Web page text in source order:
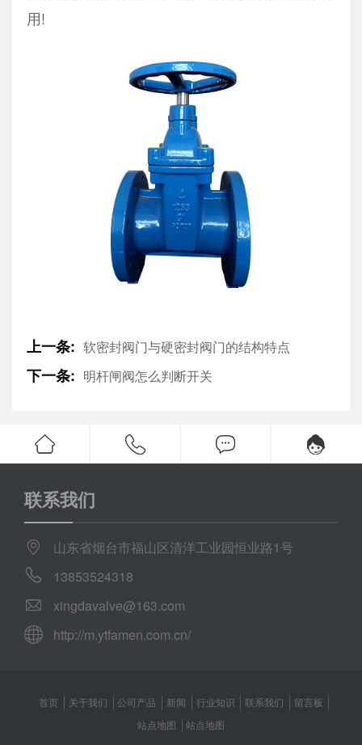
用!
上一条: 软密封阀门与硬密封阀门的结构特点
下一条: 明杆闸阀怎么判断开关
联系我们
山东省烟台市福山区清洋工业园恒业路1号
13853524318
xingdavalve@163.com
http://m.ytfamen.com.cn/
首页 关于我们 公司产品 新闻 行业知识 联系我们
留言板
站点地图
站点地图